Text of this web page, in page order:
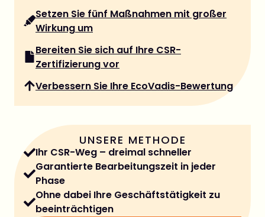
Setzen Sie fünf Maßnahmen mit großer
Wirkung um
Bereiten Sie sich auf Ihre CSR-
Zertifizierung vor
Verbessern Sie Ihre EcoVadis-Bewertung
UNSERE METHODE
Ihr CSR-Weg – dreimal schneller
Garantierte Bearbeitungszeit in jeder
Phase
Ohne dabei Ihre Geschäftstätigkeit zu
beeinträchtigen